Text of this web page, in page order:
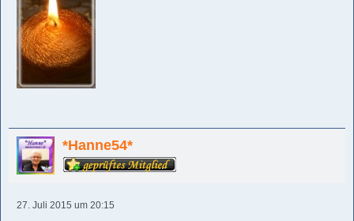
*Hanne54*
27. Juli 2015 um 20:15